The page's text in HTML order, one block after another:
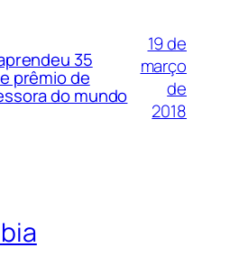
35
prêmio de
do mundo
19 de
março
de
2018